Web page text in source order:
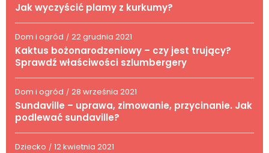
Jak wyczyścić plamy z kurkumy?
Dom i ogród / 22 grudnia 2021
Kaktus bożonarodzeniowy – czy jest trujący?
Sprawdź właściwości szlumbergery
Dom i ogród / 28 września 2021
Sundaville – uprawa, zimowanie, przycinanie. Jak
podlewać sundaville?
Dziecko / 12 kwietnia 2021